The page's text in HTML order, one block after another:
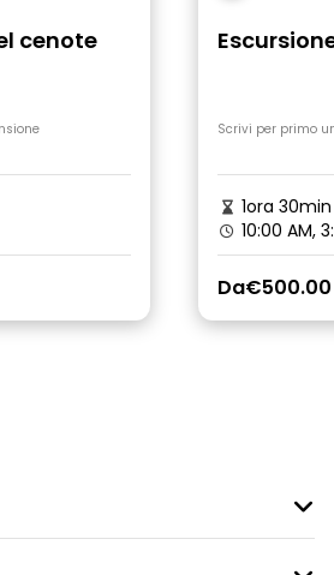
cenote
Scrivi per primo
1ora 30min
10:00 AM,
Da€500.00